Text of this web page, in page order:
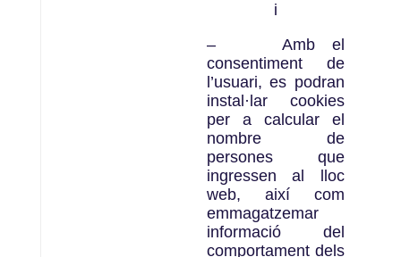
i
–
Amb el
consentiment de
l’usuari, es podran
instal·lar cookies
per a calcular el
nombre de
persones que
ingressen al lloc
web, així com
emmagatzemar
informació del
comportament dels